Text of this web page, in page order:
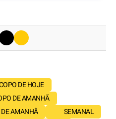
DE HOJE
DE AMANHÃ
DE AMANHÃ
SEMANAL